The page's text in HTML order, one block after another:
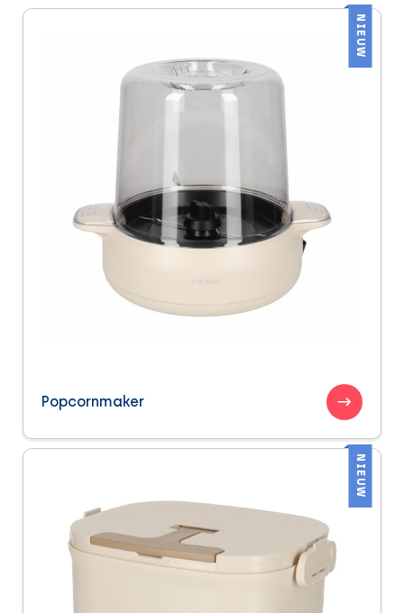
NIEUW
Popcornmaker
NIEUW